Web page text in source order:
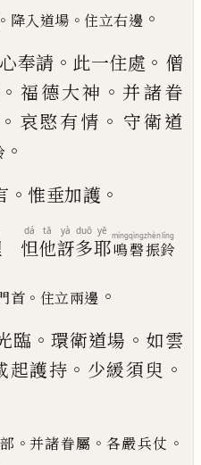
。 降入道場 。 住立右邊 。
奉請 。 此一住處 。 僧
。 福德大神 。 并諸眷
。 哀愍有情 。 守衛道
。
。 惟垂加護 。
怛
dá
他
tā
訝
yà
多
duō
耶
yē
鳴
míng
磬
qìng
振
zhèn
鈴
líng
首 。 住立兩邊 。
臨 。 環衛道場 。 如雲
起護持 。 少緩須臾 。
。 并諸眷屬 。 各嚴兵仗 。